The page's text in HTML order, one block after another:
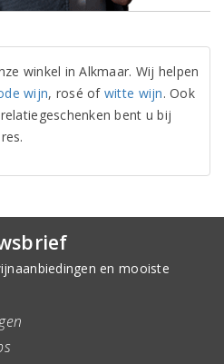
winkel in Alkmaar. Wij helpen
wijn, rosé of witte wijn. Ook
bent u bij
en mooiste